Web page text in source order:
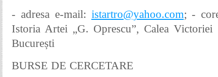
- adresa e-mail: istartro@yahoo.com; -
Istoria Artei „G. Oprescu”, Calea
București
BURSE DE CERCETARE